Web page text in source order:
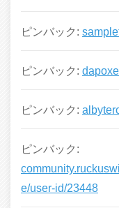
ピンバック:
ピンバック:
ピンバック:
ピンバック:
e/user-id/23448